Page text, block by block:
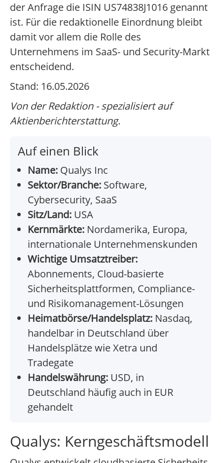
der Anfrage die ISIN US74838J1016 genannt
ist. Für die redaktionelle Einordnung bleibt
damit vor allem die Rolle des
Unternehmens im SaaS- und Security-Markt
entscheidend.
Stand: 16.05.2026
Von der Redaktion - spezialisiert auf
Aktienberichterstattung.
Auf einen Blick
Name: Qualys Inc
Sektor/Branche: Software,
Cybersecurity, SaaS
Sitz/Land: USA
Kernmärkte: Nordamerika, Europa,
internationale Unternehmenskunden
Wichtige Umsatztreiber:
Abonnements, Cloud-basierte
Sicherheitsplattformen, Compliance-
und Risikomanagement-Lösungen
Heimatbörse/Handelsplatz: Nasdaq,
handelbar in Deutschland über
Handelsplätze wie Xetra und
Tradegate
Handelswährung: USD, in
Deutschland häufig auch in EUR
gehandelt
Qualys: Kerngeschäftsmodell